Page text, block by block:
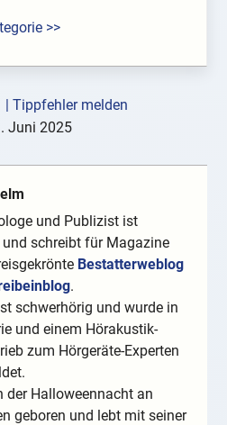
>>
| Tippfehler melden
Juni 2025
und Publizist ist
schreibt für Magazine
Bestatterweblog
.
schwerhörig und wurde in
und einem Hörakustik-
zum Hörgeräte-Experten
der Halloweennacht an
geboren und lebt mit seiner